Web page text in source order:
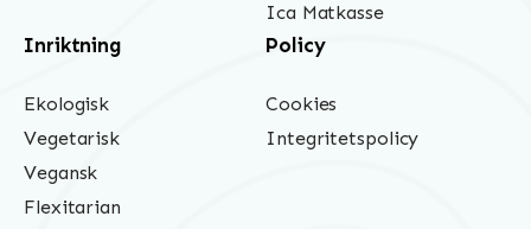
Ica Matkasse
Inriktning
Ekologisk
Vegetarisk
Vegansk
Flexitarian
Policy
Cookies
Integritetspolicy